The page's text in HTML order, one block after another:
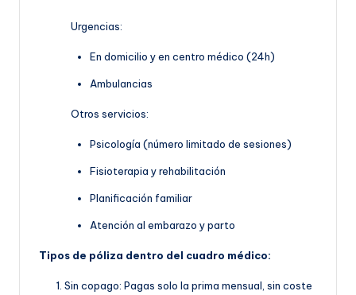
Urgencias:
En domicilio y en centro médico (24h)
Ambulancias
Otros servicios:
Psicología (número limitado de sesiones)
Fisioterapia y rehabilitación
Planificación familiar
Atención al embarazo y parto
Tipos de póliza dentro del cuadro médico:
Sin copago: Pagas solo la prima mensual, sin coste